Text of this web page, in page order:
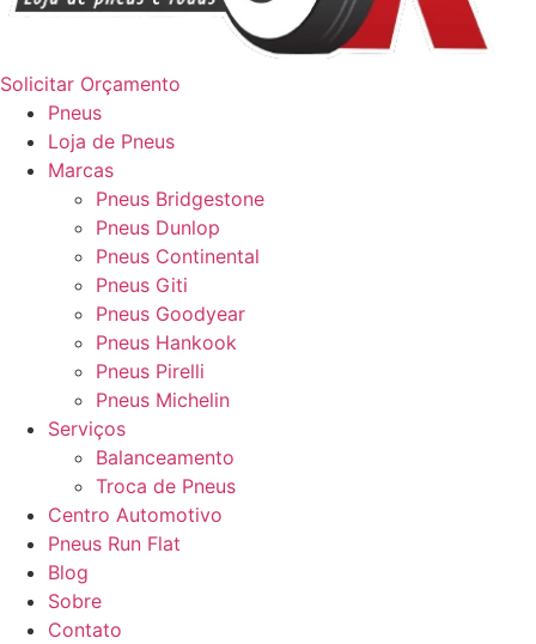
Solicitar Orçamento
Pneus
Loja de Pneus
Marcas
Pneus Bridgestone
Pneus Dunlop
Pneus Continental
Pneus Giti
Pneus Goodyear
Pneus Hankook
Pneus Pirelli
Pneus Michelin
Serviços
Balanceamento
Troca de Pneus
Centro Automotivo
Pneus Run Flat
Blog
Sobre
Contato